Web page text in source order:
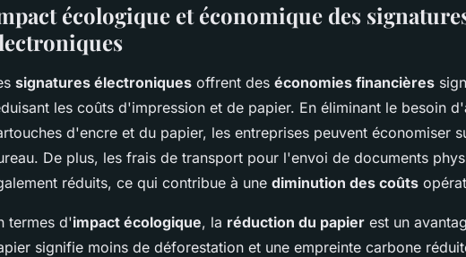
écologique et économique des
signatures électroniques offrent des économies financières
les coûts d'impression et de papier. En éliminant le besoin
d'encre et du papier, les entreprises peuvent économiser
De plus, les frais de transport pour l'envoi de documents
réduits, ce qui contribue à une diminution des coûts
termes d'impact écologique, la réduction du papier est un
signifie moins de déforestation et une empreinte carbone